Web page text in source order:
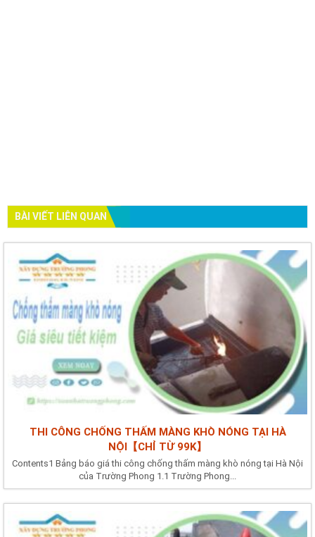
BÀI VIẾT LIÊN QUAN
THI CÔNG CHỐNG THẤM MÀNG KHÒ NÓNG TẠI HÀ
NỘI【CHỈ TỪ 99K】
Contents1 Bảng báo giá thi công chống thấm màng khò nóng tại Hà Nội
của Trường Phong 1.1 Trường Phong...